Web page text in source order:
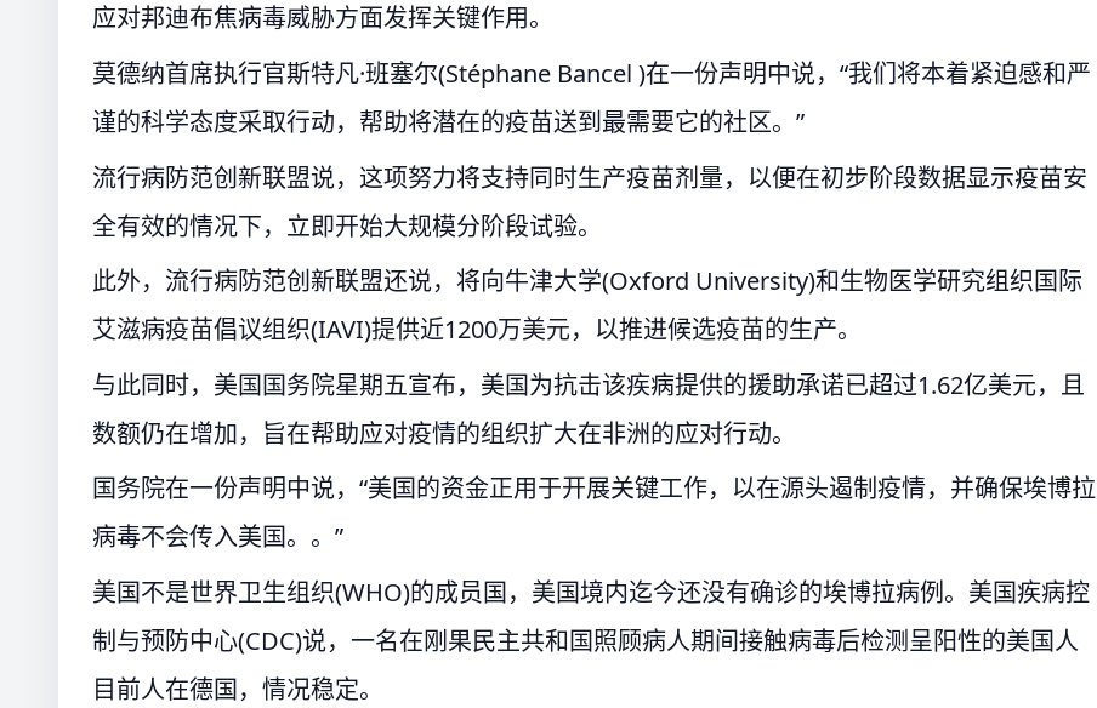
应对邦迪布焦病毒威胁方面发挥关键作用。
莫德纳首席执行官斯特凡·班塞尔(Stéphane Bancel )在一份声明中说，“我们将本着紧迫感和严
谨的科学态度采取行动，帮助将潜在的疫苗送到最需要它的社区。”
流行病防范创新联盟说，这项努力将支持同时生产疫苗剂量，以便在初步阶段数据显示疫苗安
全有效的情况下，立即开始大规模分阶段试验。
此外，流行病防范创新联盟还说，将向牛津大学(Oxford University)和生物医学研究组织国际
艾滋病疫苗倡议组织(IAVI)提供近1200万美元，以推进候选疫苗的生产。
与此同时，美国国务院星期五宣布，美国为抗击该疾病提供的援助承诺已超过1.62亿美元，且
数额仍在增加，旨在帮助应对疫情的组织扩大在非洲的应对行动。
国务院在一份声明中说，“美国的资金正用于开展关键工作，以在源头遏制疫情，并确保埃博拉
病毒不会传入美国。。”
美国不是世界卫生组织(WHO)的成员国，美国境内迄今还没有确诊的埃博拉病例。美国疾病控
制与预防中心(CDC)说，一名在刚果民主共和国照顾病人期间接触病毒后检测呈阳性的美国人
目前人在德国，情况稳定。